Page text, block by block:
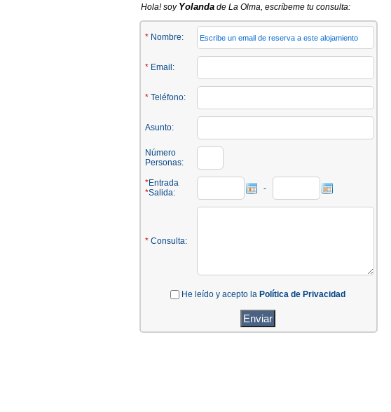
Hola! soy Yolanda de La Olma, escríbeme tu consulta:
* Nombre:
* Email:
* Teléfono:
Asunto:
Número
Personas:
*Entrada
*Salida: -
* Consulta:
He leído y acepto la Política de Privacidad